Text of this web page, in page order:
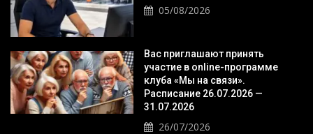
05/08/2026
Вас приглашают принять
участие в online-программе
клуба «Мы на связи».
Расписание 26.07.2026 —
31.07.2026
26/07/2026